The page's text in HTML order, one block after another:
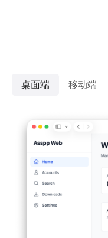
桌面端 移动端